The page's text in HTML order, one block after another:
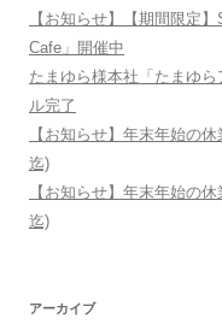
【お知らせ】【期間限定
Cafe」開催中
たまゆら様本社「たまゆ
ル完了
【お知らせ】年末年始の
迄)
【お知らせ】年末年始の
迄)
アーカイブ